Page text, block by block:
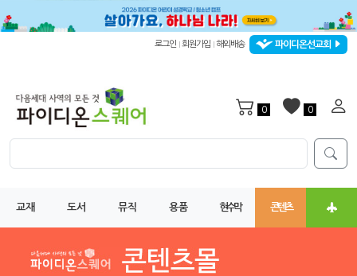
로그인 회원가입 해외배송 파이디온선교회
0 0
교재 도서 뮤직 용품 현수막 콘텐츠